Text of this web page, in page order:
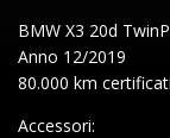
BMW X3 20d
Anno 12/2019
80.000 km certificati
Accessori: